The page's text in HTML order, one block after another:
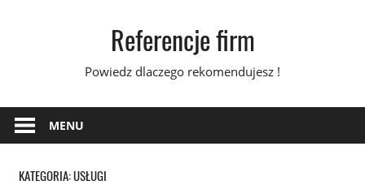
Referencje firm
Powiedz dlaczego rekomendujesz !
MENU
KATEGORIA:USŁUGI